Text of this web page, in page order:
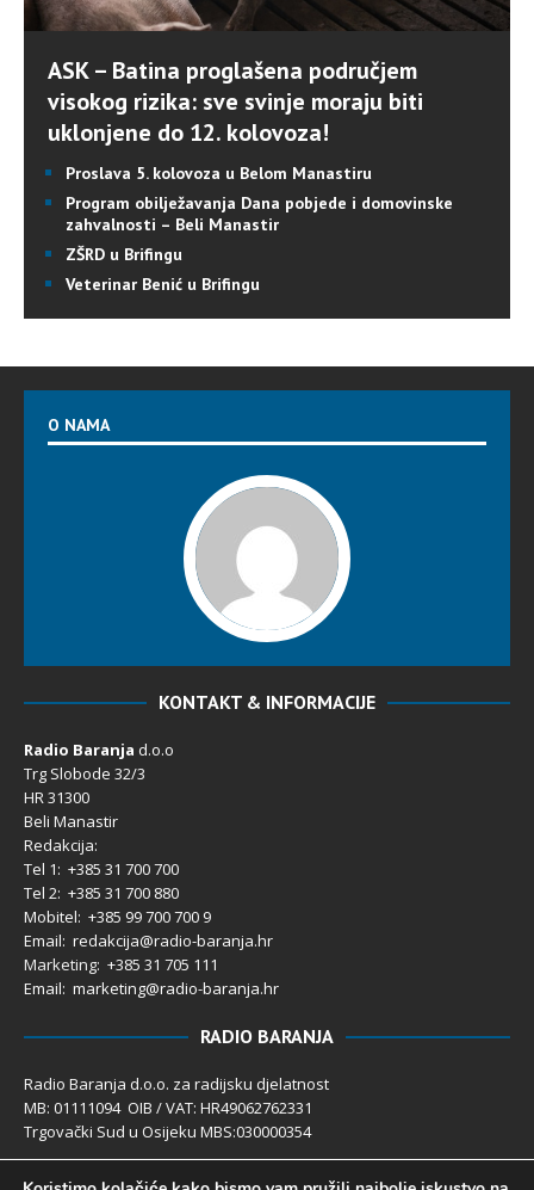
ASK – Batina proglašena područjem
visokog rizika: sve svinje moraju biti
uklonjene do 12. kolovoza!
Proslava 5. kolovoza u Belom Manastiru
Program obilježavanja Dana pobjede i domovinske
zahvalnosti – Beli Manastir
ZŠRD u Brifingu
Veterinar Benić u Brifingu
O NAMA
KONTAKT & INFORMACIJE
Radio Baranja d.o.o
Trg Slobode 32/3
HR 31300
Beli Manastir
Redakcija:
Tel 1: +385 31 700 700
Tel 2: +385 31 700 880
Mobitel: +385 99 700 700 9
Email: redakcija@radio-baranja.hr
Marketing: +385 31 705 111
Email: marketing@radio-baranja.hr
RADIO BARANJA
Radio Baranja d.o.o. za radijsku djelatnost
MB: 01111094 OIB / VAT: HR49062762331
Trgovački Sud u Osijeku MBS:030000354
Temeljni kapital 2.600,00 € uplaćen u cijelosti